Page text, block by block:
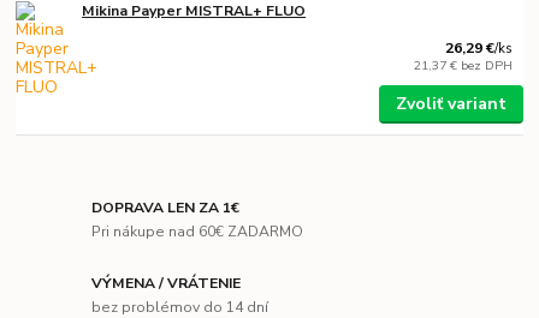
Mikina Payper MISTRAL+ FLUO
26,29 €/ks
21,37 € bez DPH
Zvoliť variant
DOPRAVA LEN ZA 1€
Pri nákupe nad 60€ ZADARMO
VÝMENA / VRÁTENIE
bez problémov do 14 dní